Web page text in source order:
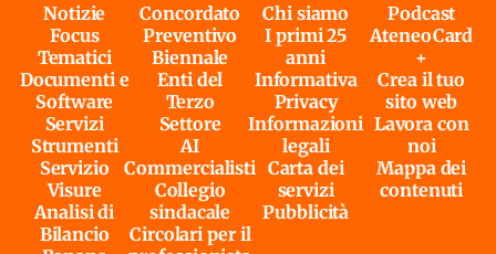
Notizie
Focus
Tematici
Documenti e
Software
Servizi
Strumenti
Servizio
Visure
Analisi di
Bilancio
Concordato
Preventivo
Biennale
Enti del
Terzo
Settore
AI
Commercialisti
Collegio
sindacale
Circolari per il
Chi siamo
I primi 25
anni
Informativa
Privacy
Informazioni
legali
Carta dei
servizi
Pubblicità
Podcast
AteneoCard
+
Crea il tuo
sito web
Lavora con
noi
Mappa dei
contenuti